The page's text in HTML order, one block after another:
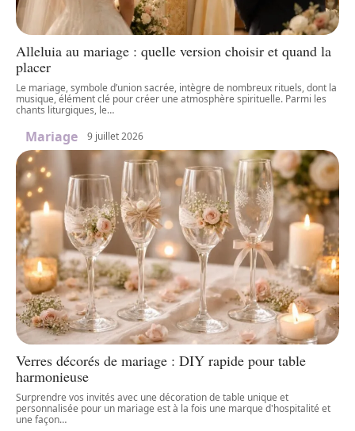
Alleluia au mariage : quelle version choisir et quand la
placer
Le mariage, symbole d’union sacrée, intègre de nombreux rituels, dont la
musique, élément clé pour créer une atmosphère spirituelle. Parmi les
chants liturgiques, le…
Mariage 9 juillet 2026
Verres décorés de mariage : DIY rapide pour table
harmonieuse
Surprendre vos invités avec une décoration de table unique et
personnalisée pour un mariage est à la fois une marque d'hospitalité et
une façon…